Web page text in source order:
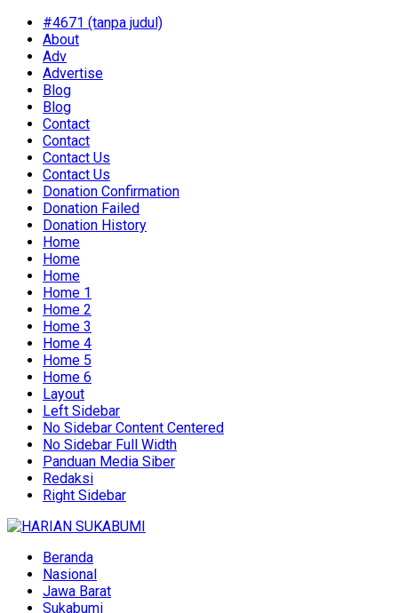
#4671 (tanpa judul)
About
Adv
Advertise
Blog
Blog
Contact
Contact
Contact Us
Contact Us
Donation Confirmation
Donation Failed
Donation History
Home
Home
Home
Home 1
Home 2
Home 3
Home 4
Home 5
Home 6
Layout
Left Sidebar
No Sidebar Content Centered
No Sidebar Full Width
Panduan Media Siber
Redaksi
Right Sidebar
Beranda
Nasional
Jawa Barat
Sukabumi